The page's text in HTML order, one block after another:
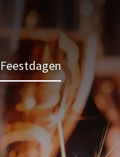
FeestdagenKamers &